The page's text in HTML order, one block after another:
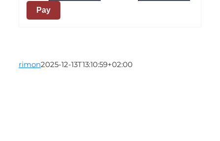
Pay
rimon2025-12-13T13:10:59+02:00